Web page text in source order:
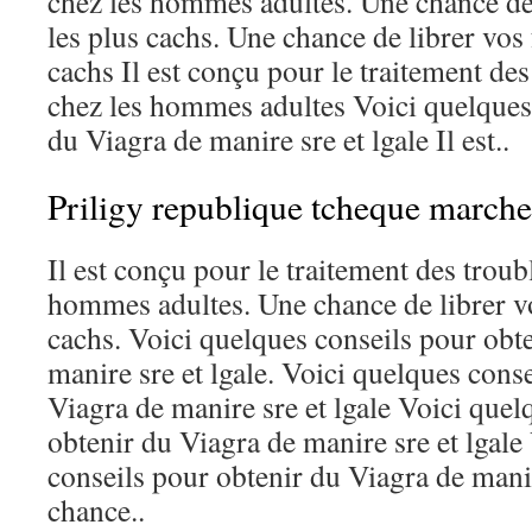
les plus cachs. Une chance de librer
cachs Il est conçu pour le traitement
chez les hommes adultes Voici
du Viagra de manire sre et lgale Il est..
Priligy republique tcheque marche
Il est conçu pour le traitement des
hommes adultes. Une chance de librer
cachs. Voici quelques conseils pour
manire sre et lgale. Voici quelques
Viagra de manire sre et lgale Voici
obtenir du Viagra de manire sre et
conseils pour obtenir du Viagra de
chance..